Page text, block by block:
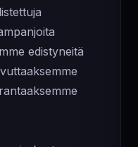
edistyneitä